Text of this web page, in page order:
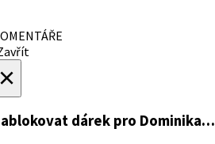
dárek pro Dominika…